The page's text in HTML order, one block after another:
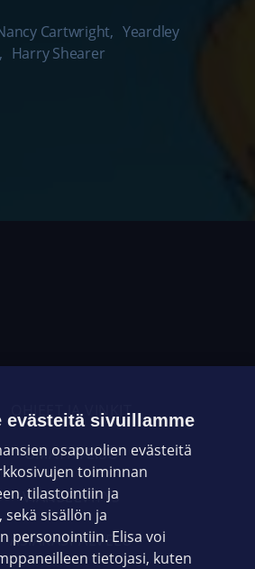
Cartwright, Yeardley
, Harry Shearer
OHJEET JA VINKIT
OMAYHTEISÖ
VIANSELVITYS
ASIAKASPALVELU
evästeitä sivuillamme
osapuolien evästeitä
toiminnan
tilastointiin ja
sekä sisällön ja
personointiin. Elisa voi
tietojasi, kuten